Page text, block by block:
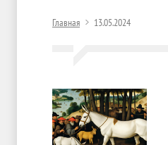
Главная 13.05.2024